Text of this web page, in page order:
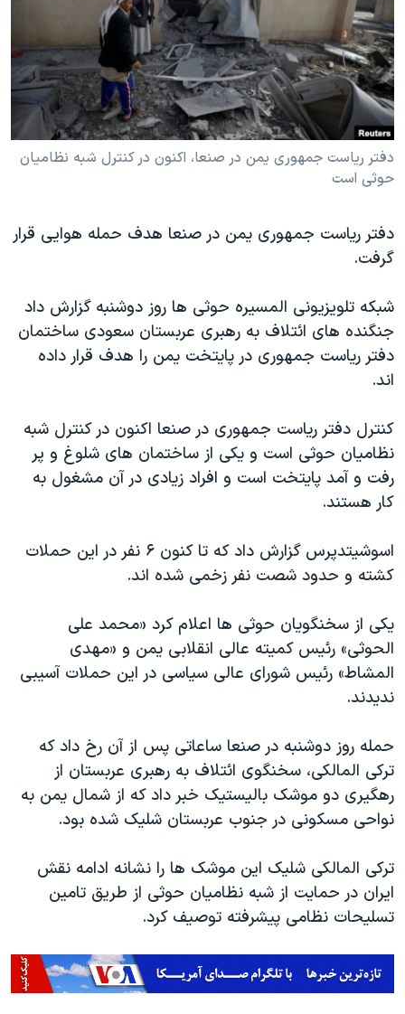
فرهنگ و زندگی
حقوق شهروندی
اقتصادی
علم و فناوری
گالری عکس
مستندها
انتخابات ریاست جمهوری آمریکا ۲۰۲۴
حمله جمهوری اسلامی به اسرائیل
رمز مهسا
اعتراضات زن، زندگی، آزادی
تریبونال مردمی آبان ۹۸
چهل سال گروگان‌گیری
قانون شفافیت دارائی کادر رهبری ایران
نرگس محمدی برنده جایزه نوبل صلح
همایش محافظه‌کاران آمریکا «سی‌پک»
صفحه‌های ویژه
دنبال کنید
زبانهای مختلف
دفتر ریاست جمهوری یمن در صنعا، اکنون در کنترل شبه نظامیان
حوثی است
دفتر ریاست جمهوری یمن در صنعا هدف حمله هوایی قرار
گرفت.
شبکه تلویزیونی المسیره حوثی ها روز دوشنبه گزارش داد
جنگنده های ائتلاف به رهبری عربستان سعودی ساختمان
دفتر ریاست جمهوری در پایتخت یمن را هدف قرار داده
اند.
کنترل دفتر ریاست جمهوری در صنعا اکنون در کنترل شبه
نظامیان حوثی است و یکی از ساختمان های شلوغ و پر
رفت و آمد پایتخت است و افراد زیادی در آن مشغول به
کار هستند.
اسوشیتدپرس گزارش داد که تا کنون ۶ نفر در این حملات
کشته و حدود شصت نفر زخمی شده اند.
یکی از سخنگویان حوثی ها اعلام کرد «محمد علی
الحوثی» رئیس کمیته عالی انقلابی یمن و «مهدی
المشاط» رئیس شورای عالی سیاسی در این حملات آسیبی
ندیدند.
حمله روز دوشنبه در صنعا ساعاتی پس از آن رخ داد که
ترکی المالکی، سخنگوی ائتلاف به رهبری عربستان از
رهگیری دو موشک بالیستیک خبر داد که از شمال یمن به
نواحی مسکونی در جنوب عربستان شلیک شده بود.
ترکی المالکی شلیک این موشک ها را نشانه ادامه نقش
ایران در حمایت از شبه نظامیان حوثی از طریق تامین
تسلیحات نظامی پیشرفته توصیف کرد.